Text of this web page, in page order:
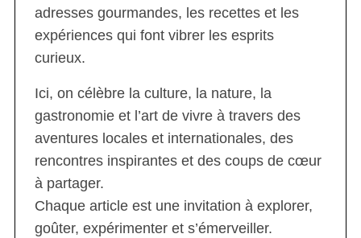
adresses gourmandes, les recettes et les
expériences qui font vibrer les esprits
curieux.
Ici, on célèbre la culture, la nature, la
gastronomie et l’art de vivre à travers des
aventures locales et internationales, des
rencontres inspirantes et des coups de cœur
à partager.
Chaque article est une invitation à explorer,
goûter, expérimenter et s’émerveiller.